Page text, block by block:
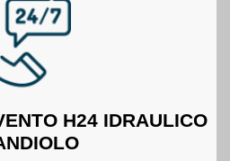
H24 IDRAULICO